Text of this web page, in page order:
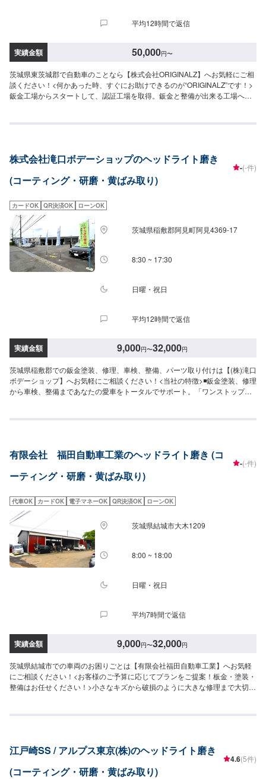
平均12時間で返信
実績金額 50,000円〜
茨城県東茨城郡で自動車のことなら【株式会社ORIGINALZ】へお気軽にご相
談ください！<何かあった時、すぐにお助けできるのが“ORIGINALZ”です！>
鈑金工場からスタートして、認証工場を取得。鈑金と整備が出来る工場へと
す。信頼と安心をお届けし、最後には笑顔になっていただけるよう努めま
スタムなどにも力を入れ、工場での一貫作業として今までのノウハウを生か
しております。当店はただ車を修理したり販売するだけでなく、お客様に何
かあった時にすぐに駆け付け、相談に乗り、対応から解決まで導くことがで
の身近な相談役」として、お困りの際はお気軽にご相談ください。【1】オフ
ァーにてお問い合わせ【2】お見積り【3】お見積りにご納得いただければ作
業開始【4】仕上がり次第納車-----納期について-----納期は通常2日～3日程度
で納車となります。(要相談)納期は前後する場合がございます。予めご了承く
ださい。-----代車について-----代車をご用意しています。お車の作業中は代車
をご利用ください。※代車の燃料代はお客様にご負担いただいております。---
--ご来店時の注意、受付方法-----お客様をお待たせしないために、お越しの際
停めください。受付はスタッフへ「メンテモで予約しました」とお伝えくだ
株式会社滝口ボデーショップのヘッドライト磨き
(コーティング・研磨・黄ばみ取り)
-(-件)
カードOK QR決済OK ローンOK
茨城県稲敷郡阿見町阿見4369-17
8:30 ~ 17:30
日曜・祝日
平均12時間で返信
実績金額 9,000円〜32,000円
茨城県稲敷郡での鈑金塗装、修理、車検、整備、パーツ取り付けは【(株)滝口
ボデーショップ】へお気軽にご相談ください！<当社の特徴>◾鈑金塗装、修理
から車検、整備まであなたの愛車をトータルでサポート。「ワンストップ」
んでもお問い合わせください。◾プロの熟練の技が納得の仕上がりをお約束。
質への絶対の自信。とにかく安心してお任せください。<ご希望と条件に応じ
たパーソナルメニューを提案！>「技術的なクオリティの提供はもちろん、お
客様目線での最善のメニューと車輌価値をできる限り下げない処理をいかに
のニーズや条件に確実に応えることにこだわります。【1】オファーにてお問
い合わせ【2】お見積り【3】お見積りにご納得いただければ作業開始【4】
仕上がり次第納車-----納期について-----納期は通常2日～3日程度で納車となり
ます。(要相談)納期は前後する場合がございます。予めご了承ください。-----
ご来店時の注意、受付方法-----入庫の際はお気をつけてお越しください。駐車
スペースは事務所前の空いているスペースに駐車してください。受付はスタ
ッフへ「メンテモで予約しました」とお伝えください。ご案内いたします。
有限会社 福田自動車工業のヘッドライト磨き (コ
ーティング・研磨・黄ばみ取り)
-(-件)
代車OK カードOK 電子マネーOK QR決済OK ローンOK
茨城県結城市大木1209
8:00 ~ 18:00
日曜・祝日
平均7時間で返信
実績金額 9,000円〜32,000円
茨城県結城市での車両のお困りごとは【有限会社福田自動車工業】へお気軽
にご相談ください！<お客様のご予算に応じてプランをご提案！板金・塗装・
整備はお任せください！>小さなキズから破損のように大きな修理まで大切な
きし、最適な施工方法をご提案しますので、お気軽にお問い合わせ下さい。
～3日程度で納車となります。(要相談)納期は前後する場合がございます。予
めご了承ください。-----代車について-----代車をご用意しています。お車の作
業中は代車をご利用ください。※代車の燃料代はお客様にご負担いただいてお
江戸崎SS / アルプス東京(株)のヘッドライト磨き
(コーティング・研磨・黄ばみ取り)
4.6(5件)